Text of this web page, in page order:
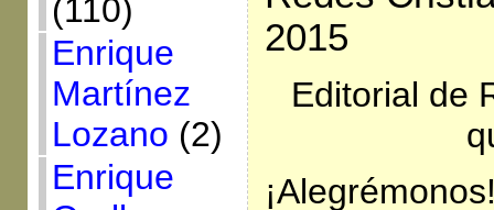
(110)
Enrique
Martínez
Lozano (2)
Enrique
2015
Editorial de